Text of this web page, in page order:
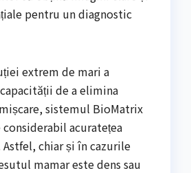
pentru un diagnostic
extrem de mari a
de a elimina
sistemul BioMatrix
acuratețea
chiar și în cazurile
mamar este dens sau